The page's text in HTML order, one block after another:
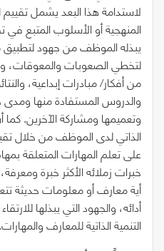
لاستدامة هذا البعد يشمل تقييم
المنهجية أو الأسلوب المتبع في
يبذله الموظف من جهود لتطبيق
لتخطي الصعوبات
من أفكار/مبادرات إبداعية،
والدروس المستفادة منها
وتعميمها ومشاركة الآخرين.
الذاتي لدى الموظف من خلال
على تعلم المهارات المتعلقة
خبرات زملائه الأكثر خبرة
أية معارف أو معلومات حديثة
أدائه، والجهود التي يبذلها
التنمية الذاتية للمعارف والمهارات.